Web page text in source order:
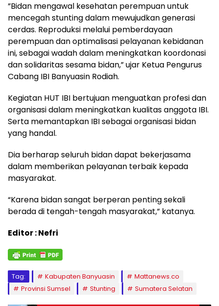
”Bidan mengawal kesehatan perempuan untuk
mencegah stunting dalam mewujudkan generasi
cerdas. Reproduksi melalui pemberdayaan
perempuan dan optimalisasi pelayanan kebidanan
ini, sebagai wadah dalam meningkatkan koordonasi
dan solidaritas sesama bidan,” ujar Ketua Pengurus
Cabang IBI Banyuasin Rodiah.
Kegiatan HUT IBI bertujuan menguatkan profesi dan
organisasi dalam meningkatkan kualitas anggota IBI.
Serta memantapkan IBI sebagai organisasi bidan
yang handal.
Dia berharap seluruh bidan dapat bekerjasama
dalam memberikan pelayanan terbaik kepada
masyarakat.
“Karena bidan sangat berperan penting sekali
berada di tengah-tengah masyarakat,” katanya.
Editor : Nefri
Tag: Kabupaten Banyuasin
Mattanews.co
Provinsi Sumsel
Stunting Sumatera Selatan